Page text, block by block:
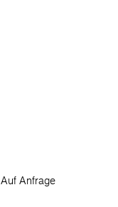
Auf Anfrage